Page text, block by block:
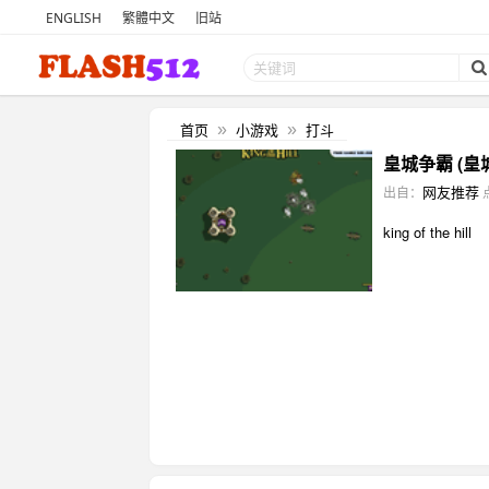
ENGLISH 繁體中文 旧站
首页 » 小游戏 » 打斗
皇城争霸 (皇
出自： 网友推荐
king of the hill